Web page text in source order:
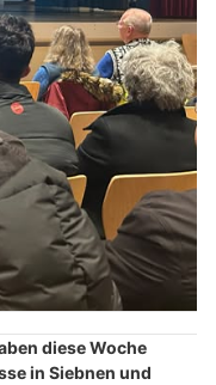
diese Woche
in Siebnen und